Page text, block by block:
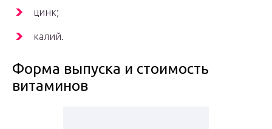
цинк;
калий.
Форма выпуска и стоимость
витаминов